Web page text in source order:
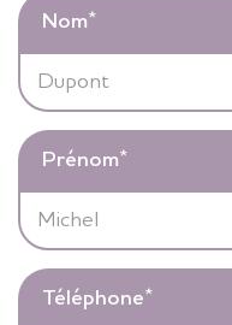
Nom*
Prénom*
Téléphone*